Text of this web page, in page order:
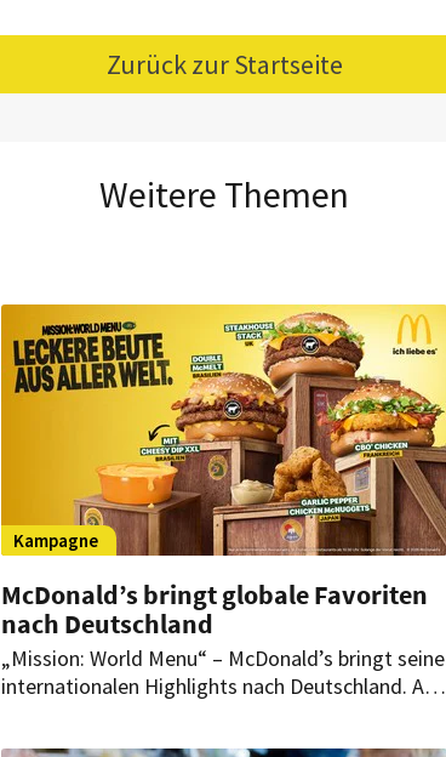
Zurück zur Startseite
Weitere Themen
Kampagne
McDonald’s bringt globale Favoriten
nach Deutschland
„Mission: World Menu“ – McDonald’s bringt seine
internationalen Highlights nach Deutschland. Ab
auf der Speisekarte des Systemgastronomen.